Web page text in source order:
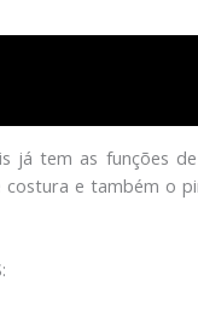
já tem as funções
costura e também o